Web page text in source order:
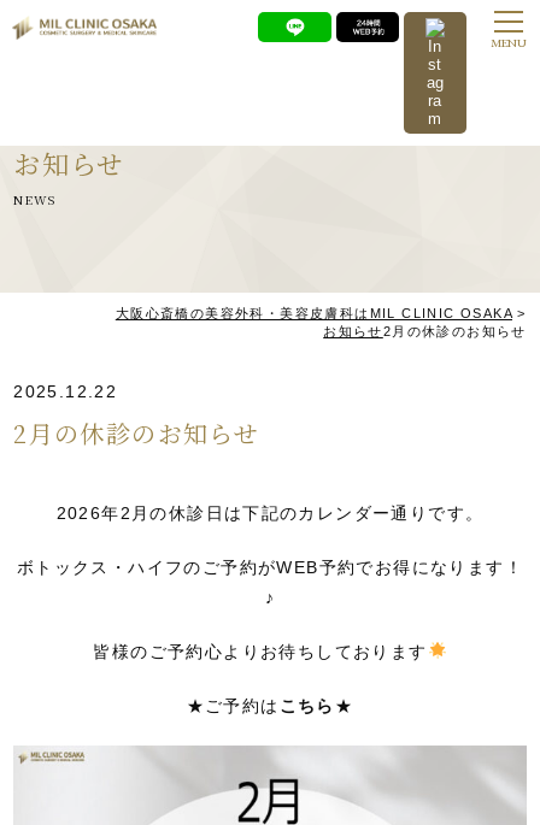
MENU
お知らせ
NEWS
大阪心斎橋の美容外科・美容皮膚科はMIL CLINIC OSAKA>
お知らせ2月の休診のお知らせ
2025.12.22
2月の休診のお知らせ
2026年2月の休診日は下記のカレンダー通りです。
ボトックス・ハイフのご予約がWEB予約でお得になります！
♪
皆様のご予約心よりお待ちしております
★ご予約は こちら ★